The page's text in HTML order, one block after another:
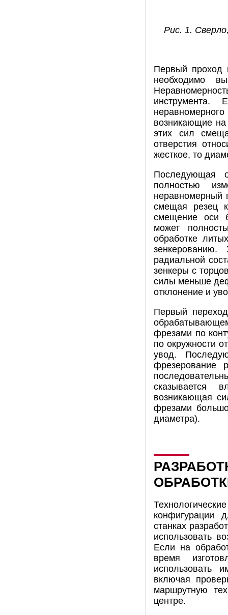
Рис. 1.
Первый проход
необходимо
инструмента.
возникающие
этих сил
отверстия
жесткое, то
Последующая
полностью
неравномерный
смещая резец
смещение оси
может
обработке
радиальной
зенкеры с
силы меньше
отклонение и
Первый
фрезами по
по окружности
увод.
фрезерование
сказывается
возникающая
фрезами
диаметра).
конфигурации
станках
использовать
Если на
время
использовать
включая
маршрутную
центре.